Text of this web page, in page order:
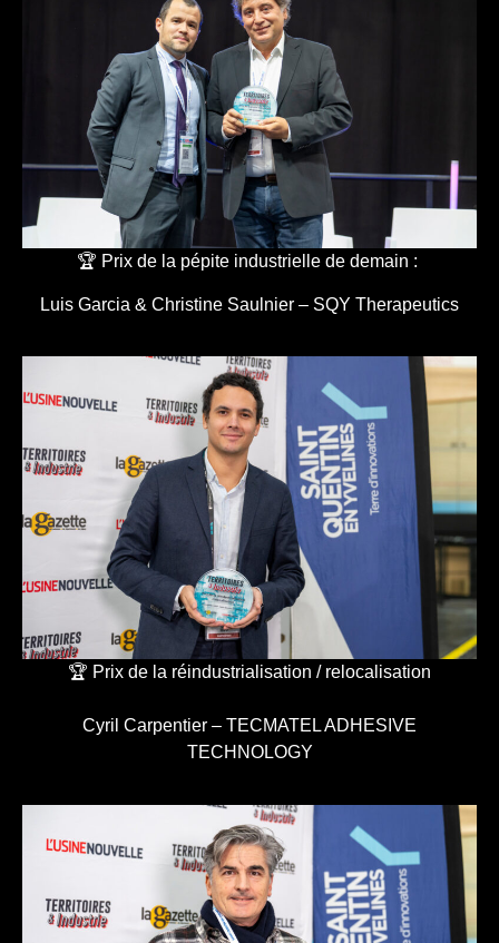
🏆 Prix de la pépite industrielle de demain :
Luis Garcia & Christine Saulnier – SQY Therapeutics
🏆 Prix de la réindustrialisation / relocalisation
Cyril Carpentier – TECMATEL ADHESIVE
TECHNOLOGY